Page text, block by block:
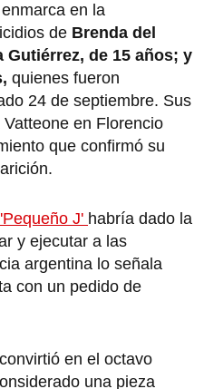
en la
de Brenda del
Gutiérrez, de 15 años; y
quienes fueron
24 de septiembre. Sus
en Florencio
que confirmó su
'Pequeño J' habría dado la
y ejecutar a las
argentina lo señala
con un pedido de
en el octavo
una pieza